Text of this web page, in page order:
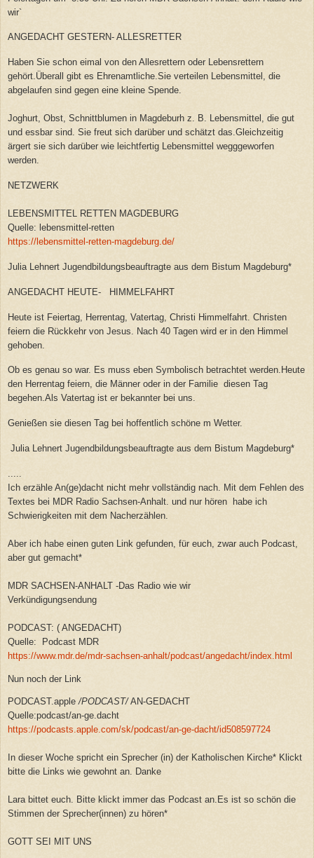
wir`
ANGEDACHT GESTERN- ALLESRETTER
Haben Sie schon eimal von den Allesrettern oder Lebensrettern
gehört.Überall gibt es Ehrenamtliche.Sie verteilen Lebensmittel, die
abgelaufen sind gegen eine kleine Spende.
Joghurt, Obst, Schnittblumen in Magdeburh z. B. Lebensmittel, die gut
und essbar sind. Sie freut sich darüber und schätzt das.Gleichzeitig
ärgert sie sich darüber wie leichtfertig Lebensmittel wegggeworfen
werden.
NETZWERK
LEBENSMITTEL RETTEN MAGDEBURG
Quelle: lebensmittel-retten
https://lebensmittel-retten-magdeburg.de/
Julia Lehnert Jugendbildungsbeauftragte aus dem Bistum Magdeburg*
ANGEDACHT HEUTE- HIMMELFAHRT
Heute ist Feiertag, Herrentag, Vatertag, Christi Himmelfahrt. Christen
feiern die Rückkehr von Jesus. Nach 40 Tagen wird er in den Himmel
gehoben.
Ob es genau so war. Es muss eben Symbolisch betrachtet werden.Heute
den Herrentag feiern, die Männer oder in der Familie diesen Tag
begehen.Als Vatertag ist er bekannter bei uns.
Genießen sie diesen Tag bei hoffentlich schöne m Wetter.
Julia Lehnert Jugendbildungsbeauftragte aus dem Bistum Magdeburg*
Ich erzähle An(ge)dacht nicht mehr vollständig nach. Mit dem Fehlen des
Textes bei MDR Radio Sachsen-Anhalt. und nur hören habe ich
Schwierigkeiten mit dem Nacherzählen.
Aber ich habe einen guten Link gefunden, für euch, zwar auch Podcast,
aber gut gemacht*
MDR SACHSEN-ANHALT -Das Radio wie wir
Verkündigungsendung
PODCAST: ( ANGEDACHT)
Quelle: Podcast MDR
https://www.mdr.de/mdr-sachsen-anhalt/podcast/angedacht/index.html
Nun noch der Link
PODCAST.apple /PODCAST/AN-GEDACHT
Quelle:podcast/an-ge.dacht
https://podcasts.apple.com/sk/podcast/an-ge-dacht/id508597724
In dieser Woche spricht ein Sprecher (in) der Katholischen Kirche* Klickt
bitte die Links wie gewohnt an. Danke
Lara bittet euch. Bitte klickt immer das Podcast an.Es ist so schön die
Stimmen der Sprecher(innen) zu hören*
GOTT SEI MIT UNS